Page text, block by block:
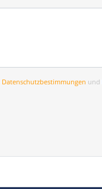
Datenschutzbestimmungen und